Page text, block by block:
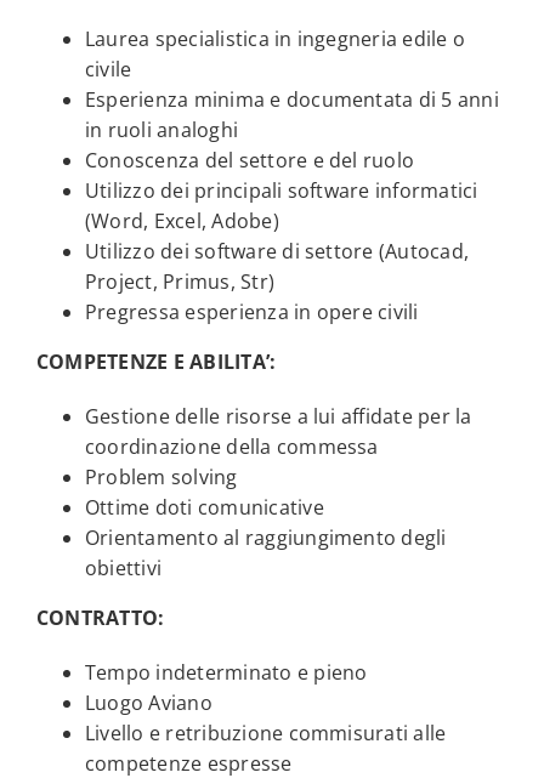
Laurea specialistica in ingegneria edile o
civile
Esperienza minima e documentata di 5 anni
in ruoli analoghi
Conoscenza del settore e del ruolo
Utilizzo dei principali software informatici
(Word, Excel, Adobe)
Utilizzo dei software di settore (Autocad,
Project, Primus, Str)
Pregressa esperienza in opere civili
COMPETENZE E ABILITA’:
Gestione delle risorse a lui affidate per la
coordinazione della commessa
Problem solving
Ottime doti comunicative
Orientamento al raggiungimento degli
obiettivi
CONTRATTO:
Tempo indeterminato e pieno
Luogo Aviano
Livello e retribuzione commisurati alle
competenze espresse